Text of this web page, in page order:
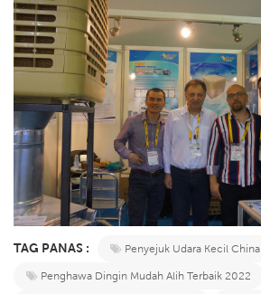
TAG PANAS :
Penyejuk Udara Kecil China
Penghawa Dingin Mudah Alih Terbaik 2022